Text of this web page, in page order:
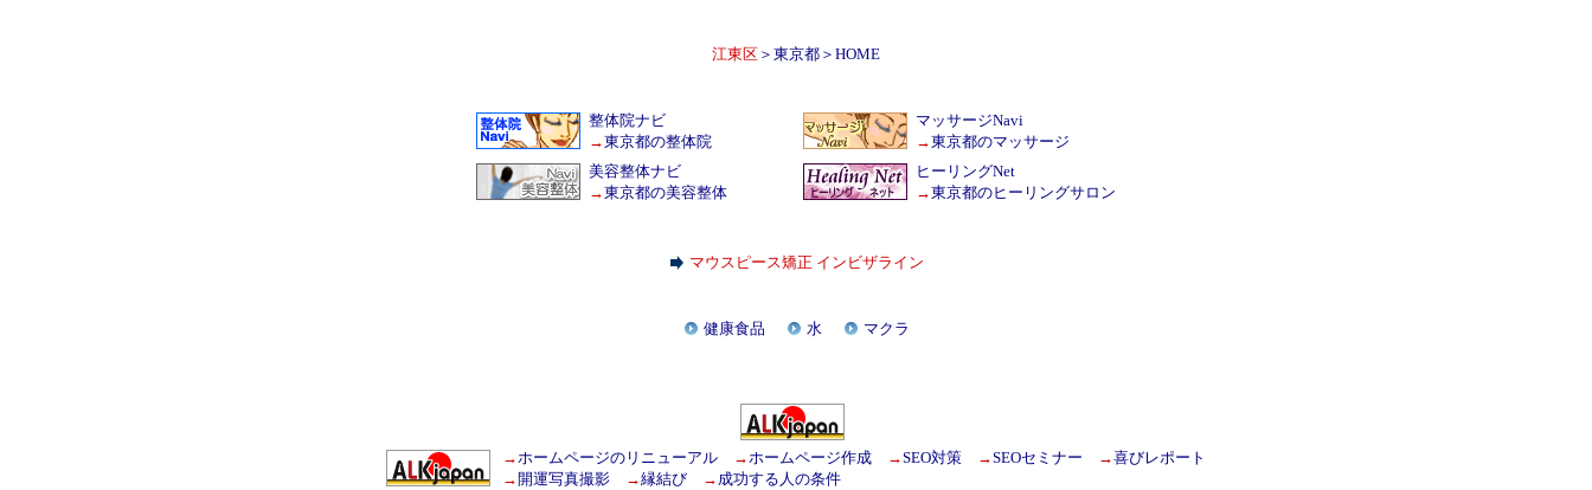
江東区 ＞ 東京都 ＞ HOME
整体院ナビ
→東京都の整体院
マッサージNavi
→東京都のマッサージ
美容整体ナビ
→東京都の美容整体
ヒーリングNet
→東京都のヒーリングサロン
マウスピース矯正 インビザライン
健康食品 水 マクラ
→ホームページのリニューアル →ホームページ作成 →SEO対策 →SEOセミナー →喜びレポート
→ 開運写真撮影 →縁結び → 成功する人の条件